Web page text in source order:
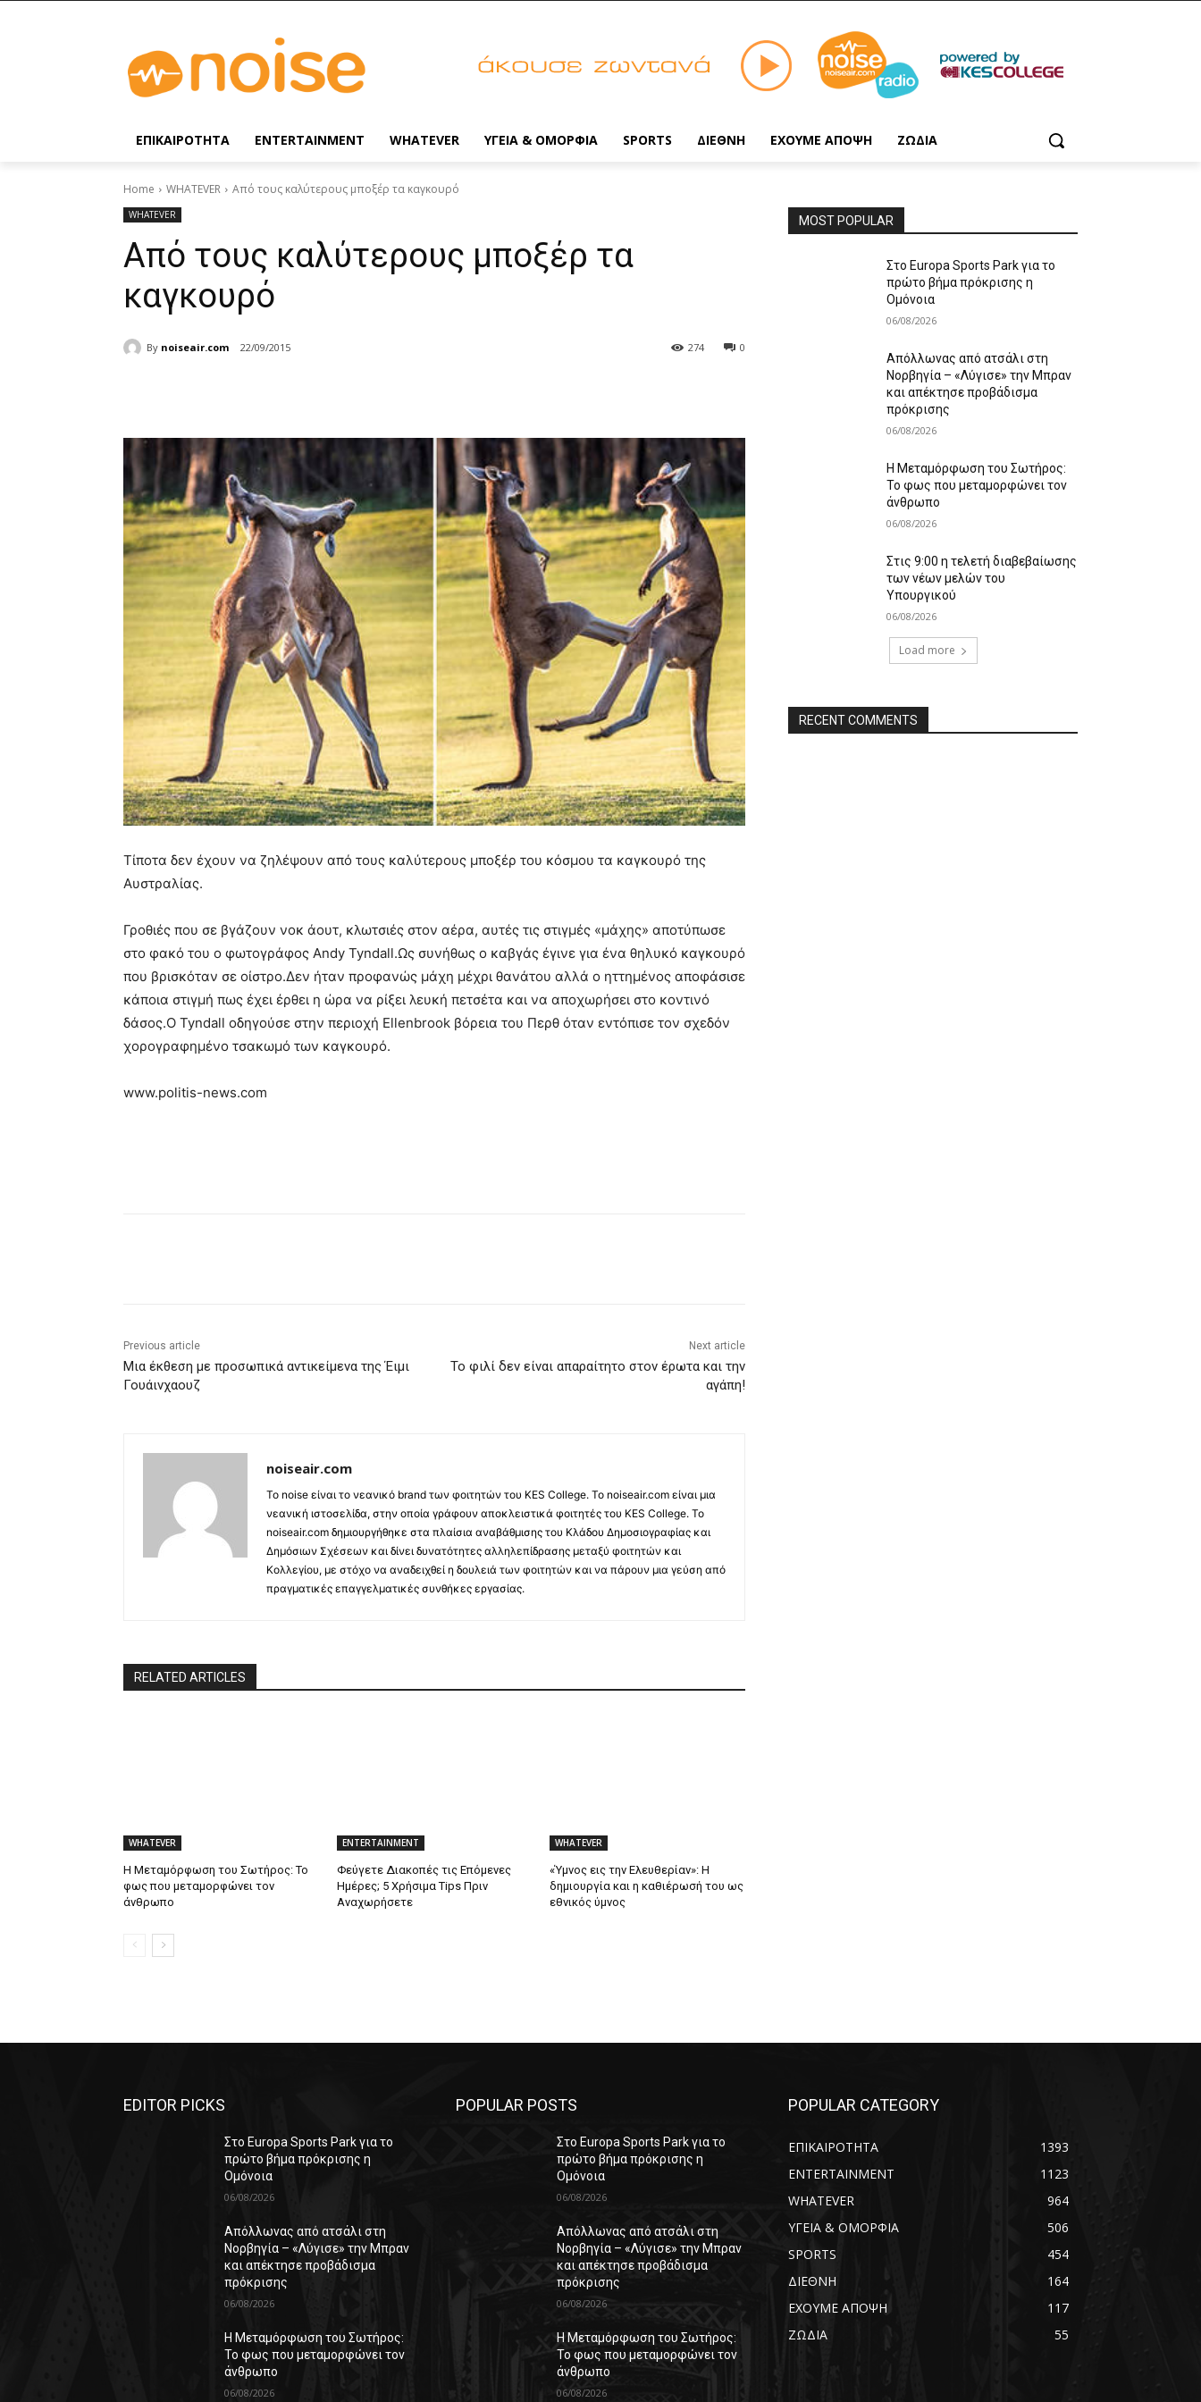
ΕΠΙΚΑΙΡΟΤΗΤΑ ENTERTAINMENT WHATEVER ΥΓΕΙΑ & ΟΜΟΡΦΙΑ SPORTS ΔΙΕΘΝΗ ΕΧΟΥΜΕ ΑΠΟΨΗ ΖΩΔΙΑ
Home WHATEVER Από τους καλύτερους μποξέρ τα καγκουρό
WHATEVER
Από τους καλύτερους μποξέρ τα
καγκουρό
By noiseair.com 22/09/2015 0
274
Τίποτα δεν έχουν να ζηλέψουν από τους καλύτερους μποξέρ του κόσμου τα καγκουρό της
Αυστραλίας.
Γροθιές που σε βγάζουν νοκ άουτ, κλωτσιές στον αέρα, αυτές τις στιγμές «μάχης» αποτύπωσε
στο φακό του ο φωτογράφος Andy Tyndall.Ως συνήθως ο καβγάς έγινε για ένα θηλυκό καγκουρό
που βρισκόταν σε οίστρο.Δεν ήταν προφανώς μάχη μέχρι θανάτου αλλά ο ηττημένος αποφάσισε
κάποια στιγμή πως έχει έρθει η ώρα να ρίξει λευκή πετσέτα και να αποχωρήσει στο κοντινό
δάσος.Ο Tyndall οδηγούσε στην περιοχή Ellenbrook βόρεια του Περθ όταν εντόπισε τον σχεδόν
χορογραφημένο τσακωμό των καγκουρό.
www.politis-news.com
Previous article
Μια έκθεση με προσωπικά αντικείμενα της Έιμι
Γουάινχαουζ
Next article
Το φιλί δεν είναι απαραίτητο στον έρωτα και την
αγάπη!
noiseair.com
Το noise είναι το νεανικό brand των φοιτητών του KES College. Το noiseair.com είναι μια
νεανική ιστοσελίδα, στην οποία γράφουν αποκλειστικά φοιτητές του KES College. Το
noiseair.com δημιουργήθηκε στα πλαίσια αναβάθμισης του Κλάδου Δημοσιογραφίας και
Δημόσιων Σχέσεων και δίνει δυνατότητες αλληλεπίδρασης μεταξύ φοιτητών και
Κολλεγίου, με στόχο να αναδειχθεί η δουλειά των φοιτητών και να πάρουν μια γεύση από
πραγματικές επαγγελματικές συνθήκες εργασίας.
RELATED ARTICLES
WHATEVER
Η Μεταμόρφωση του Σωτήρος: Το
φως που μεταμορφώνει τον
άνθρωπο
ENTERTAINMENT
Φεύγετε Διακοπές τις Επόμενες
Ημέρες; 5 Χρήσιμα Tips Πριν
Αναχωρήσετε
WHATEVER
«Ύμνος εις την Ελευθερίαν»: Η
δημιουργία και η καθιέρωσή του ως
εθνικός ύμνος
MOST POPULAR
Στο Europa Sports Park για το
πρώτο βήμα πρόκρισης η
Ομόνοια
06/08/2026
Απόλλωνας από ατσάλι στη
Νορβηγία – «Λύγισε» την Μπραν
και απέκτησε προβάδισμα
πρόκρισης
06/08/2026
Η Μεταμόρφωση του Σωτήρος:
Το φως που μεταμορφώνει τον
άνθρωπο
06/08/2026
Στις 9:00 η τελετή διαβεβαίωσης
των νέων μελών του
Υπουργικού
06/08/2026
Load more
RECENT COMMENTS
EDITOR PICKS
Στο Europa Sports Park για το
πρώτο βήμα πρόκρισης η
Ομόνοια
06/08/2026
Απόλλωνας από ατσάλι στη
Νορβηγία – «Λύγισε» την Μπραν
και απέκτησε προβάδισμα
πρόκρισης
06/08/2026
Η Μεταμόρφωση του Σωτήρος:
Το φως που μεταμορφώνει τον
άνθρωπο
06/08/2026
POPULAR POSTS
Στο Europa Sports Park για το
πρώτο βήμα πρόκρισης η
Ομόνοια
06/08/2026
Απόλλωνας από ατσάλι στη
Νορβηγία – «Λύγισε» την Μπραν
και απέκτησε προβάδισμα
πρόκρισης
06/08/2026
Η Μεταμόρφωση του Σωτήρος:
Το φως που μεταμορφώνει τον
άνθρωπο
06/08/2026
POPULAR CATEGORY
ΕΠΙΚΑΙΡΟΤΗΤΑ
1393
ENTERTAINMENT
1123
WHATEVER
964
ΥΓΕΙΑ & ΟΜΟΡΦΙΑ
506
SPORTS
454
ΔΙΕΘΝΗ
164
ΕΧΟΥΜΕ ΑΠΟΨΗ
117
ΖΩΔΙΑ
55